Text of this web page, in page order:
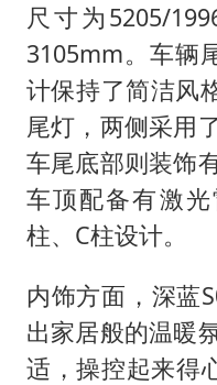
尺寸为5205/
3105mm。车辆
计保持了简洁风
尾灯，两侧采用
车尾底部则装饰
车顶配备有激
柱、C柱设计。
内饰方面，深蓝
出家居般的温暖
适，操控起来得